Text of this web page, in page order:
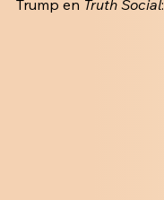
Trump en Truth Social: